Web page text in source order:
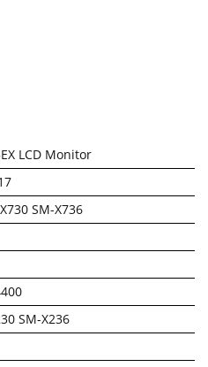
LCD Monitor
SM-X736
SM-X236